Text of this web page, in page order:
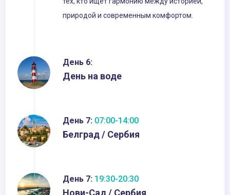
природой и современным комфортом.
День 6:
День на воде
День 7: 07:00-14:00
Белград / Сербия
День 7: 19:30-20:30
Нови-Сад / Сербия